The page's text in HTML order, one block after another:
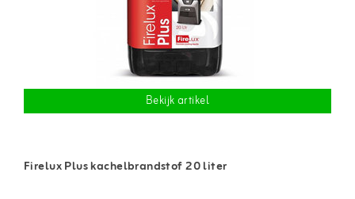
Bekijk artikel
Firelux Plus kachelbrandstof 20 liter